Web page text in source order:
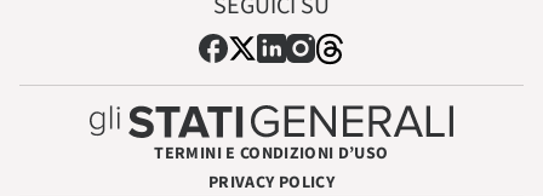
TERMINI E CONDIZIONI D’USO
PRIVACY POLICY